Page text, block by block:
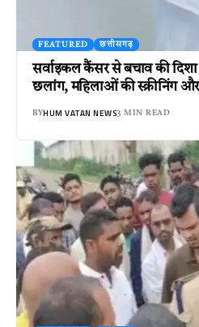
FEATURED छत्तीसगढ़
सर्वाइकल कैंसर से बचाव की
छलांग, महिलाओं की स्क्रीनिंग
BYHUM VATAN NEWS3 MIN READ